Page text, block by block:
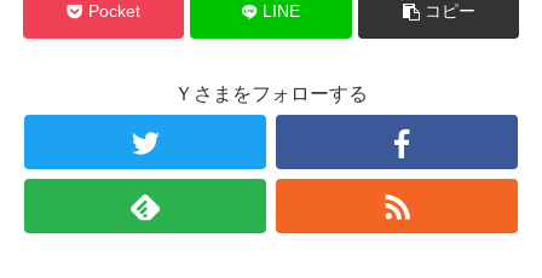
Pocket LINE コピー
Ｙさまをフォローする